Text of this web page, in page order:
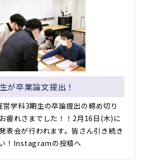
が卒業論文提出！
学科3期生の卒論提出の締め切り
疲れさまでした！！2月16日(木)に
表会が行われます。皆さん引き続き
！Instagramの投稿へ